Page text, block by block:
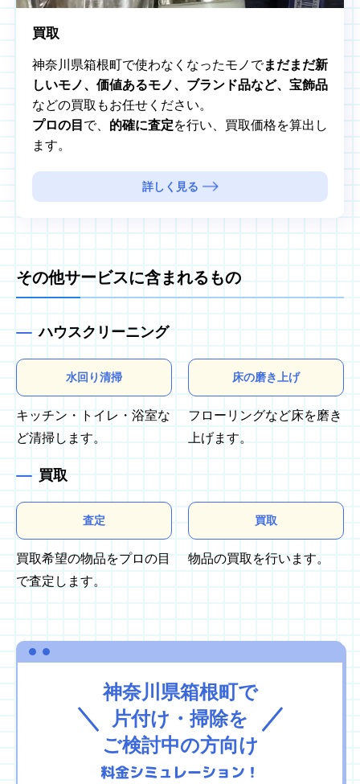
買取
神奈川県箱根町で使わなくなったモノでまだまだ新
しいモノ、価値あるモノ、ブランド品など、宝飾品
などの買取もお任せください。
プロの目 で、 的確に査定を行い、買取価格を算出し
ます。
詳しく見る
その他サービスに含まれるもの
ハウスクリーニング
水回り清掃
キッチン・トイレ・浴室な
ど清掃します。
床の磨き上げ
フローリングなど床を磨き
上げます。
買取
査定
買取希望の物品をプロの目
で査定します。
買取
物品の買取を行います。
神奈川県箱根町で
片付け・掃除を
ご検討中の方向け
料金シミュレーション！